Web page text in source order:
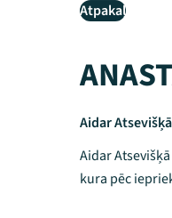
Atpakaļ
Aidar
Aidar
kura pēc